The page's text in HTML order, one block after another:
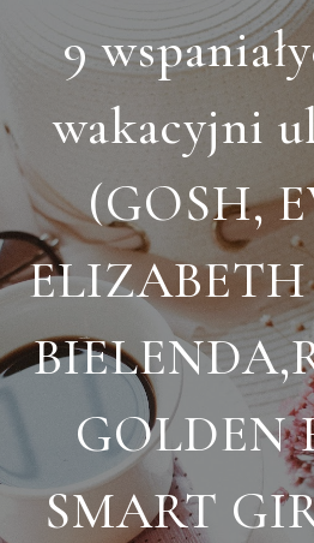
9
wakacyjni
(GOSH,
GOLDEN
SMART